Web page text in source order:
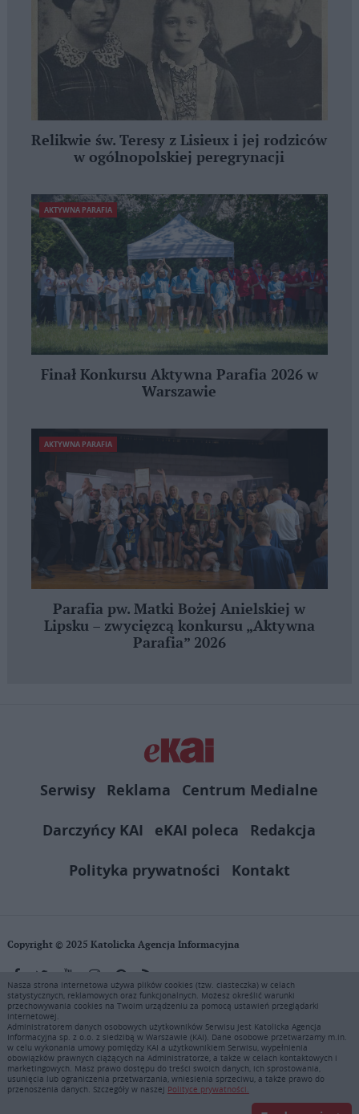
Relikwie św. Teresy z Lisieux i jej rodziców
w ogólnopolskiej peregrynacji
AKTYWNA PARAFIA
Finał Konkursu Aktywna Parafia 2026 w
Warszawie
AKTYWNA PARAFIA
Parafia pw. Matki Bożej Anielskiej w
Lipsku – zwycięzcą konkursu „Aktywna
Parafia” 2026
Serwisy Reklama
Centrum Medialne
Darczyńcy KAI
eKAI poleca
Redakcja
Polityka prywatności
Kontakt
Copyright © 2025 Katolicka Agencja Informacyjna
KAI zastrzega wszelkie prawa do serwisu. Użytkownicy mogą pobierać
i drukować fragmenty zawartości serwisu internetowego www.ekai.pl
wyłącznie do użytku osobistego. Publikacja, rozpowszechnianie
zawartości niniejszego serwisu lub jej sprzedaż (także framing i in.
podobne metody), są bez uprzedniej pisemnej zgody KAI zabronione i
stanowią naruszenie ustaw o prawie autorskim, ochronie baz danych i
uczciwej konkurencji - będą ścigane przy pomocy wszelkich
dostępnych środków prawnych. Zapraszamy do prenumeraty serwisu
Nasza strona internetowa używa plików cookies (tzw. ciasteczka) w celach
statystycznych, reklamowych oraz funkcjonalnych. Możesz określić warunki
przechowywania cookies na Twoim urządzeniu za pomocą ustawień przeglądarki
internetowej.
Administratorem danych osobowych użytkowników Serwisu jest Katolicka Agencja
Informacyjna sp. z o.o. z siedzibą w Warszawie (KAI). Dane osobowe przetwarzamy m.in.
w celu wykonania umowy pomiędzy KAI a użytkownikiem Serwisu, wypełnienia
obowiązków prawnych ciążących na Administratorze, a także w celach kontaktowych i
marketingowych. Masz prawo dostępu do treści swoich danych, ich sprostowania,
usunięcia lub ograniczenia przetwarzania, wniesienia sprzeciwu, a także prawo do
przenoszenia danych. Szczegóły w naszej Polityce prywatności.